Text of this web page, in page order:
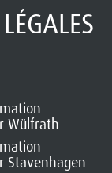
Wülfrath
Stavenhagen